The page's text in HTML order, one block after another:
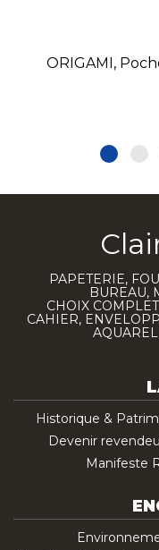
ORIGAMI,
PAPETERIE,
BUREAU,
CHOIX
CAHIER,
Historique &
Devenir
Manifeste